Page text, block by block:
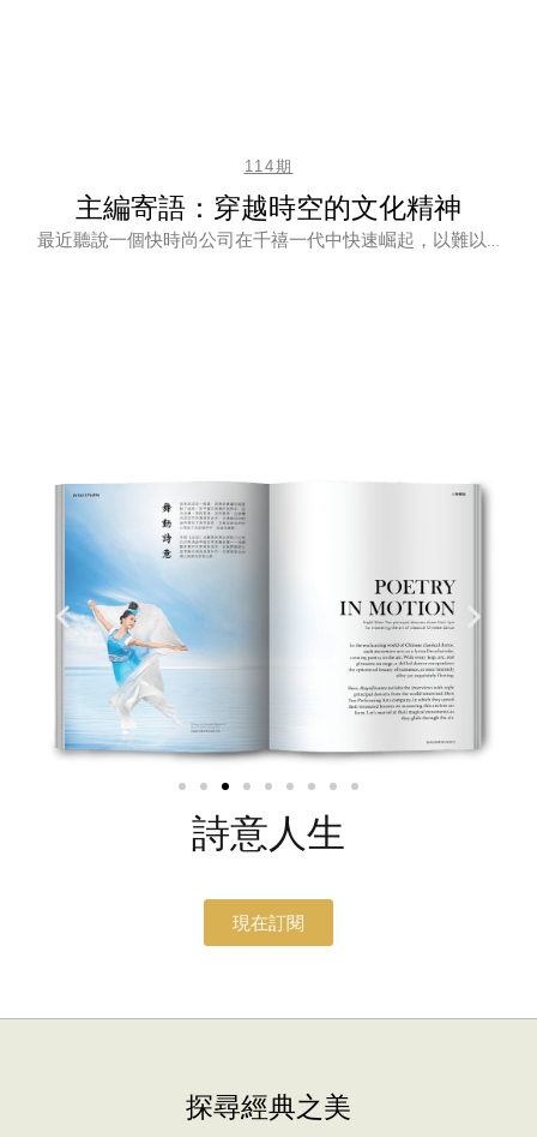
114期
主編寄語：穿越時空的文化精神
最近聽說一個快時尚公司在千禧一代中快速崛起，以難以…
詩意人生
現在訂閱
探尋經典之美